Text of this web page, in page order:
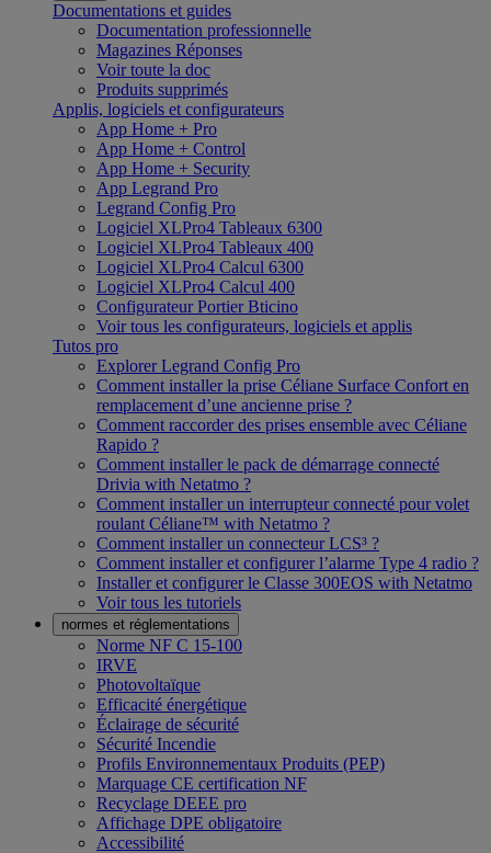
Documentations et guides
Documentation professionnelle
Magazines Réponses
Voir toute la doc
Produits supprimés
Applis, logiciels et configurateurs
App Home + Pro
App Home + Control
App Home + Security
App Legrand Pro
Legrand Config Pro
Logiciel XLPro4 Tableaux 6300
Logiciel XLPro4 Tableaux 400
Logiciel XLPro4 Calcul 6300
Logiciel XLPro4 Calcul 400
Configurateur Portier Bticino
Voir tous les configurateurs, logiciels et applis
Tutos pro
Explorer Legrand Config Pro
Comment installer la prise Céliane Surface Confort en
remplacement d’une ancienne prise ?
Comment raccorder des prises ensemble avec Céliane
Rapido ?
Comment installer le pack de démarrage connecté
Drivia with Netatmo ?
Comment installer un interrupteur connecté pour volet
roulant Céliane™ with Netatmo ?
Comment installer un connecteur LCS³ ?
Comment installer et configurer l’alarme Type 4 radio ?
Installer et configurer le Classe 300EOS with Netatmo
Voir tous les tutoriels
normes et réglementations
Norme NF C 15-100
IRVE
Photovoltaïque
Efficacité énergétique
Éclairage de sécurité
Sécurité Incendie
Profils Environnementaux Produits (PEP)
Marquage CE certification NF
Recyclage DEEE pro
Affichage DPE obligatoire
Accessibilité